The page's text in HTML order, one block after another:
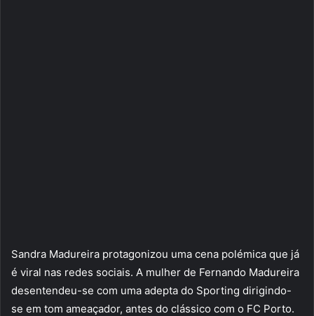
Sandra Madureira protagonizou uma cena polémica que já
é viral nas redes sociais. A mulher de Fernando Madureira
desentendeu-se com uma adepta do Sporting dirigindo-
se em tom ameaçador, antes do clássico com o FC Porto.